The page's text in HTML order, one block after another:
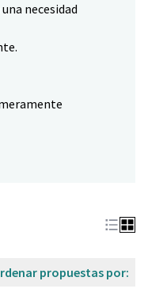
necesidad
propuestas por: